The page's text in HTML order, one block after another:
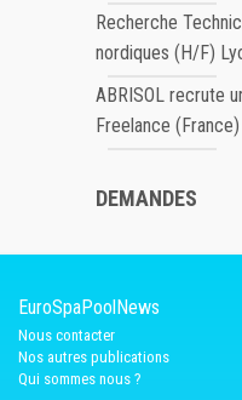
Recherche
nordiques (H/F)
ABRISOL recrute
Freelance (France)
DEMANDES
EuroSpaPoolNews
Nous contacter
Nos autres publications
Qui sommes nous ?